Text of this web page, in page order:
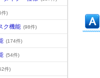
件)
ク機能 (98件)
(174件)
(54件)
件)